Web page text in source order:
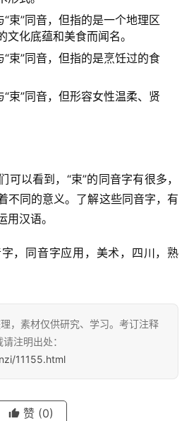
“束”同音，但指的是一个地理区
文化底蕴和美食而闻名。
“束”同音，但指的是烹饪过的食
“束”同音，但形容女性温柔、贤
以看到，“束”的同音字有很多，
不同的意义。了解这些同音字，有
汉语。
，同音字应用，美术，四川，熟
，素材仅供研究、学习。考订注释
注明出处：
11155.html
赞 (0)